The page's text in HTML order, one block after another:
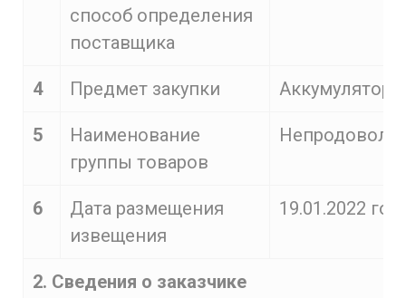
способ определения
поставщика
4 Предмет закупки
5
Наименование
группы товаров
6
Дата размещения
извещения
19.01.2022 год.
2. Сведения о заказчике